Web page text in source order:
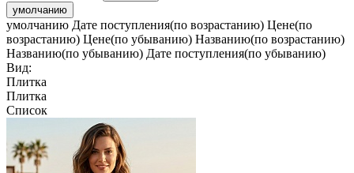
умолчанию
умолчанию Дате поступления(по возрастанию) Цене(по
возрастанию) Цене(по убыванию) Названию(по возрастанию)
Названию(по убыванию) Дате поступления(по убыванию)
Вид:
Плитка
Плитка
Список